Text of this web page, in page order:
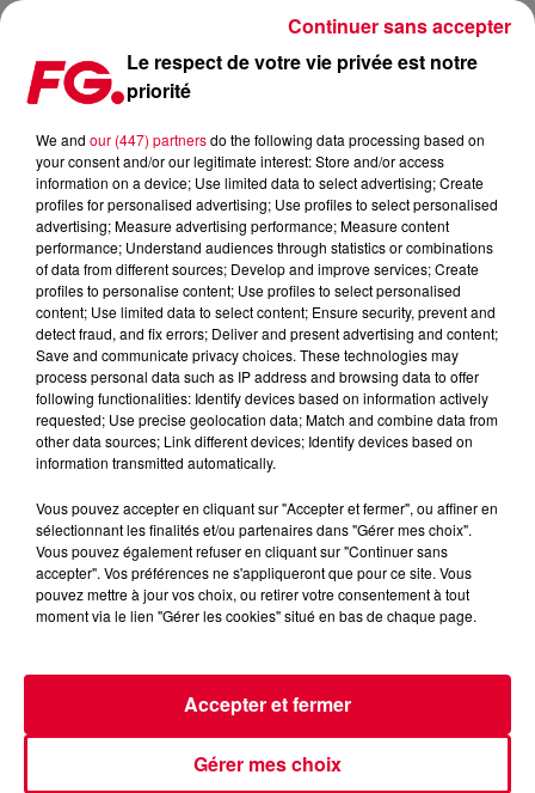
DAVID GUETTA ENCHAÎNE LES SURPRISES
Le respect de votre vie privée est notre
priorité
We and our (447) partnersdo the following data processing based on
your consent and/or our legitimate interest: Store and/or access
information on a device; Use limited data to select advertising; Create
profiles for personalised advertising; Use profiles to select personalised
advertising; Measure advertising performance; Measure content
performance; Understand audiences through statistics or combinations
of data from different sources; Develop and improve services; Create
profiles to personalise content; Use profiles to select personalised
content; Use limited data to select content; Ensure security, prevent and
detect fraud, and fix errors; Deliver and present advertising and content;
Save and communicate privacy choices. These technologies may
process personal data such as IP address and browsing data to offer
following functionalities: Identify devices based on information actively
requested; Use precise geolocation data; Match and combine data from
other data sources; Link different devices; Identify devices based on
information transmitted automatically.
Vous pouvez accepter en cliquant sur "Accepter et fermer", ou affiner en
sélectionnant les finalités et/ou partenaires dans "Gérer mes choix".
Vous pouvez également refuser en cliquant sur "Continuer sans
accepter". Vos préférences ne s'appliqueront que pour ce site. Vous
pouvez mettre à jour vos choix, ou retirer votre consentement à tout
moment via le lien "Gérer les cookies" situé en bas de chaque page.
Gérer mes choix
Accepter et fermer
Continuer sans accepter